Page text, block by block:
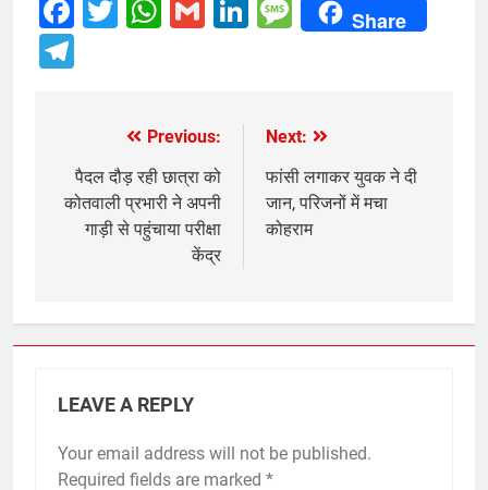
Facebook
Twitter
WhatsApp
GmailLinkedIn
Message
Share
navigation
Previous:
पैदल दौड़ रही छात्रा को
कोतवाली प्रभारी ने अपनी
गाड़ी से पहुंचाया परीक्षा
केंद्र
Next:
फांसी लगाकर युवक ने दी
जान, परिजनों में मचा
कोहराम
LEAVE A REPLY
Your email address will not be published.
Required fields are marked *